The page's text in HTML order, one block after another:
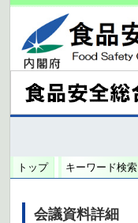
トップ キーワード検索
会議資料詳細